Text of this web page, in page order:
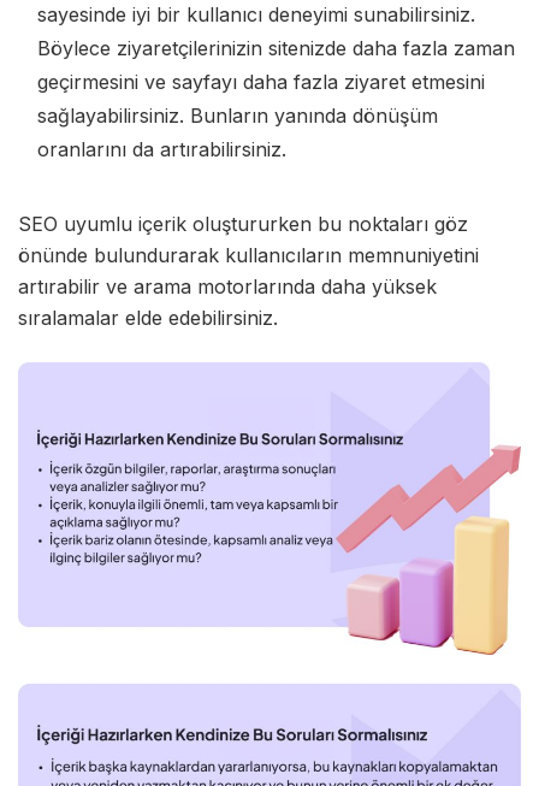
sayesinde iyi bir kullanıcı deneyimi sunabilirsiniz.
Böylece ziyaretçilerinizin sitenizde daha fazla zaman
geçirmesini ve sayfayı daha fazla ziyaret etmesini
sağlayabilirsiniz. Bunların yanında dönüşüm
oranlarını da artırabilirsiniz.
SEO uyumlu içerik oluştururken bu noktaları göz
önünde bulundurarak kullanıcıların memnuniyetini
artırabilir ve arama motorlarında daha yüksek
sıralamalar elde edebilirsiniz.